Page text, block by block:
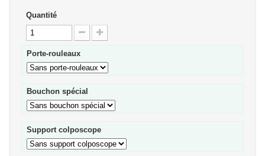
Quantité
Porte-rouleaux
Bouchon spécial
Support colposcope